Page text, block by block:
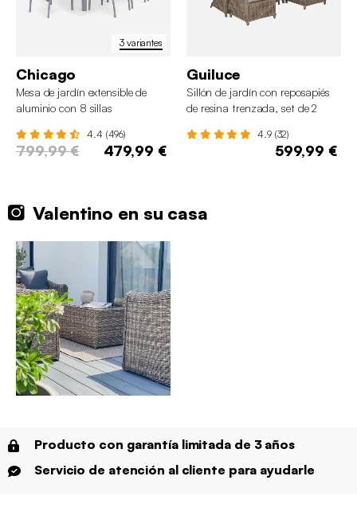
3 variantes
Chicago
Mesa de jardín extensible de
aluminio con 8 sillas
4.4 (496)
799,99 € 479,99 €
Guiluce
Sillón de jardín con reposapiés
de resina trenzada, set de 2
4.9 (32)
599,99 €
Valentino en su casa
Producto con garantía limitada de 3 años
Servicio de atención al cliente para ayudarle